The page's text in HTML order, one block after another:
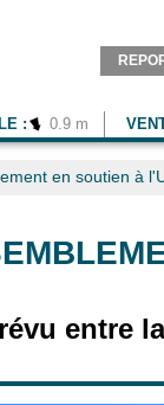
: 0.9 m
en soutien à
entre